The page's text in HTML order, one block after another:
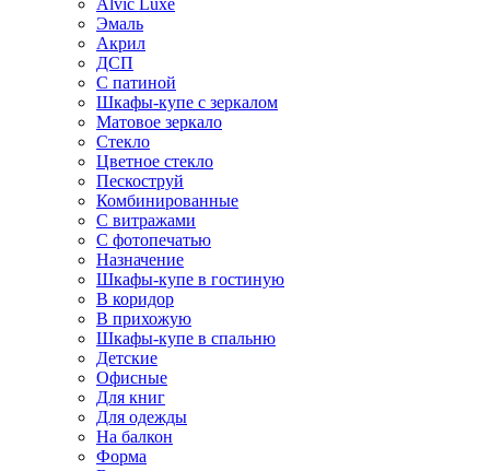
Alvic Luxe
Эмаль
Акрил
ДСП
С патиной
Шкафы-купе с зеркалом
Матовое зеркало
Стекло
Цветное стекло
Пескоструй
Комбинированные
С витражами
С фотопечатью
Назначение
Шкафы-купе в гостиную
В коридор
В прихожую
Шкафы-купе в спальню
Детские
Офисные
Для книг
Для одежды
На балкон
Форма